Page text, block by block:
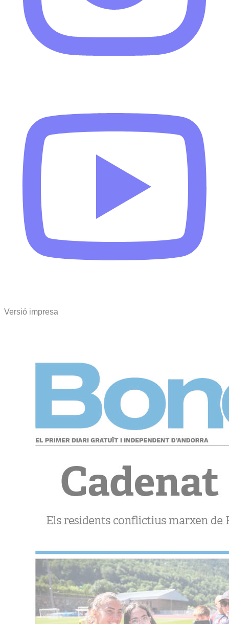
Versió impresa